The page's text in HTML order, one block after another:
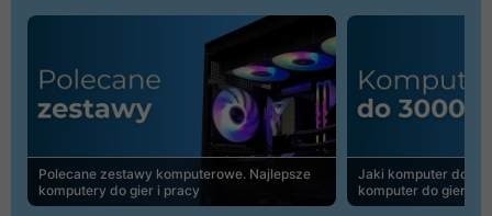
Polecane zestawy komputerowe. Najlepsze
komputery do gier i pracy
Jaki komputer do
komputer do gier |